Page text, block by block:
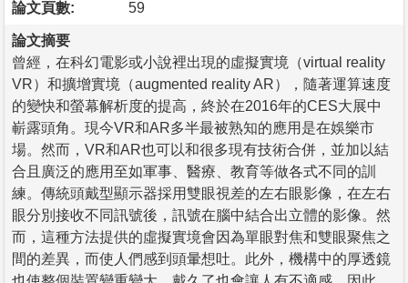
論文頁數: 59
論文摘要
曾經，在科幻電影或小說裡出現的虛擬實境（virtual reality
VR）和擴增實境（augmented reality AR），隨著運算速度
的變快和螢幕解析度的提高，終於在2016年的CES大展中
嶄露頭角。現今VR和AR多半最被熟知的應用是在娛樂市
場。然而，VR和AR也可以和很多現有技術合併，並加以結
合且廣泛的應用至如軍事、醫療、教育等做各式不同的訓
練。傳統頭戴型顯示器採用雙眼視差的左右眼影像，在左右
眼分別接收不同訊號後，訊號在腦中結合出立體的影像。然
而，這種方法提供的虛擬實境會因為單眼對焦和雙眼聚焦之
間的差異，而使人們感到頭暈想吐。此外，機構中的厚透鏡